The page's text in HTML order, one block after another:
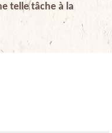
telle tâche à la